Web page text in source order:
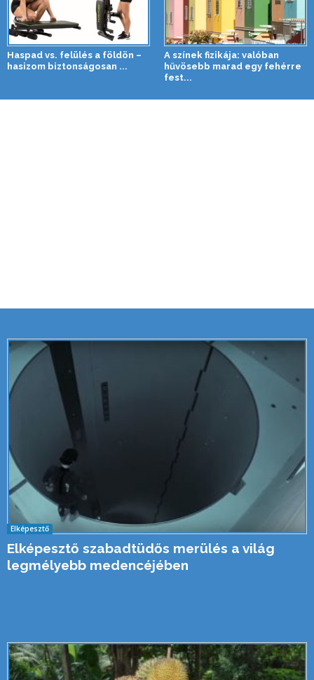
Haspad vs. felülés a földön –
hasizom biztonságosan ...
A színek fizikája: valóban
hűvösebb marad egy fehérre
fest...
Elképesztő
Elképesztő szabadtüdős merülés a világ
legmélyebb medencéjében